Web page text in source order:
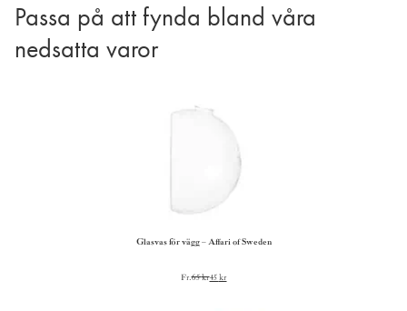
Passa på att fynda bland våra
nedsatta varor
Glasvas för vägg – Affari of Sweden
Fr.65kr45kr